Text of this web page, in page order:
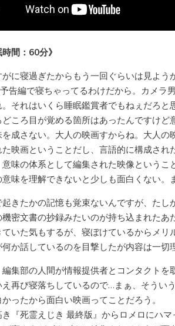
時間：60分》
に寝過ぎたからもう一回ぐらいは見よう
告編で寝ちゃってるわけだから。カメラ
それはいくら睡眠鑑賞者でもねぇだろと
ころ目が覚める箇所はあったんですけど
成さない。大人の映画すからね。大人の
映画ということだし、言語的に構成され
味の体系として編集された映像というこ
味を理解できないと少しも面白くない。
起きたかの記憶も覚束ないんですが、たし
密文書の抄録みたいのが持ち込まれたあ
いた気もするが、寝ぼけているからメリ
か話しているのを目撃したが内容は一切
集部の人間が情報提供者とコンタクトを
再び寝落ちしているので…まぁ、そうい
ったから面白い映画ってことだろう。
『死霊えじき 最終版』からロメロにハ